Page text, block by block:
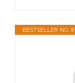
BESTSELLER NO. 8